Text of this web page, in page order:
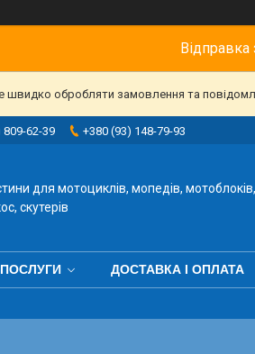
швидко обробляти замовлення та
809-62-39 +380 (93) 148-79-93
для мотоциклів, мопедів, мотоблоків,
скутерів
ДОСТАВКА І ОПЛАТА